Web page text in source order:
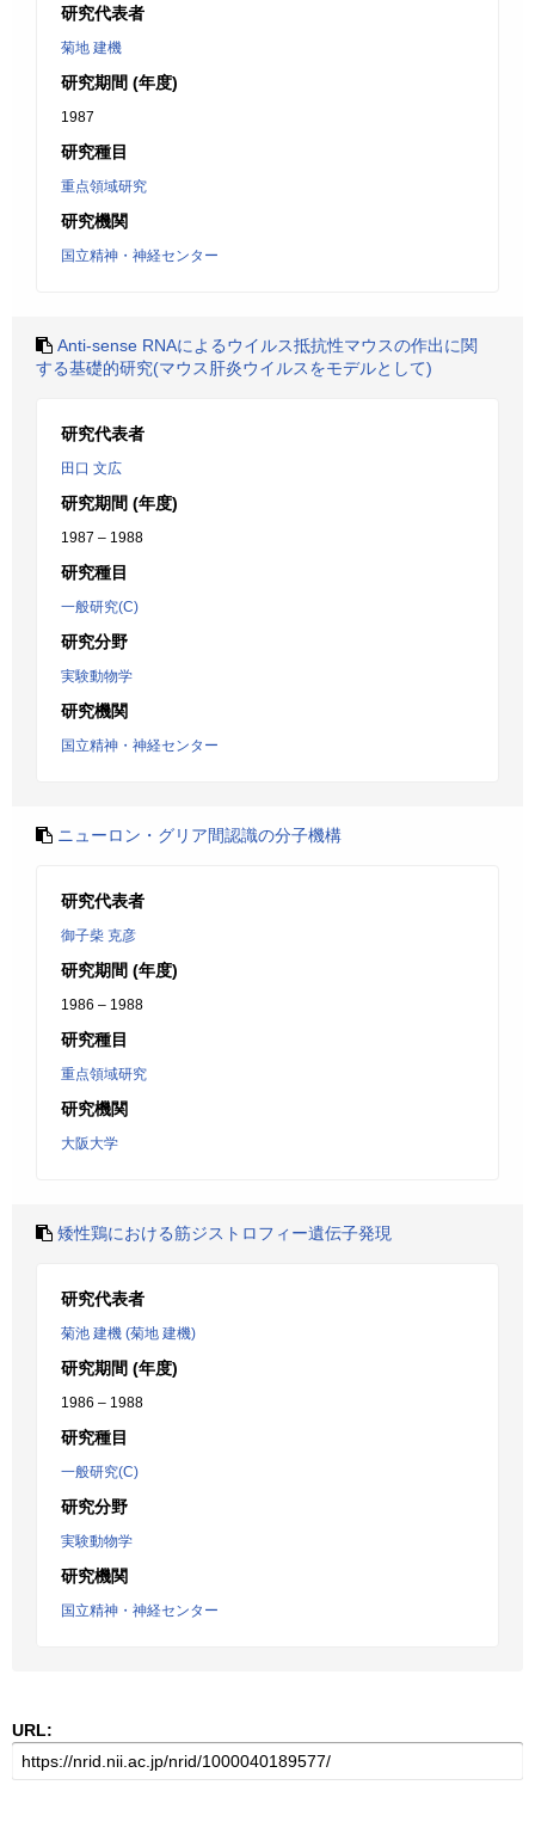
研究代表者
菊地 建機
研究期間 (年度)
1987
研究種目
重点領域研究
研究機関
国立精神・神経センター
Anti-sense RNAによるウイルス抵抗性マウスの作出に関
する基礎的研究(マウス肝炎ウイルスをモデルとして)
研究代表者
田口 文広
研究期間 (年度)
1987 – 1988
研究種目
一般研究(C)
研究分野
実験動物学
研究機関
国立精神・神経センター
ニューロン・グリア間認識の分子機構
研究代表者
御子柴 克彦
研究期間 (年度)
1986 – 1988
研究種目
重点領域研究
研究機関
大阪大学
矮性鶏における筋ジストロフィー遺伝子発現
研究代表者
菊池 建機 (菊地 建機)
研究期間 (年度)
1986 – 1988
研究種目
一般研究(C)
研究分野
実験動物学
研究機関
国立精神・神経センター
URL: